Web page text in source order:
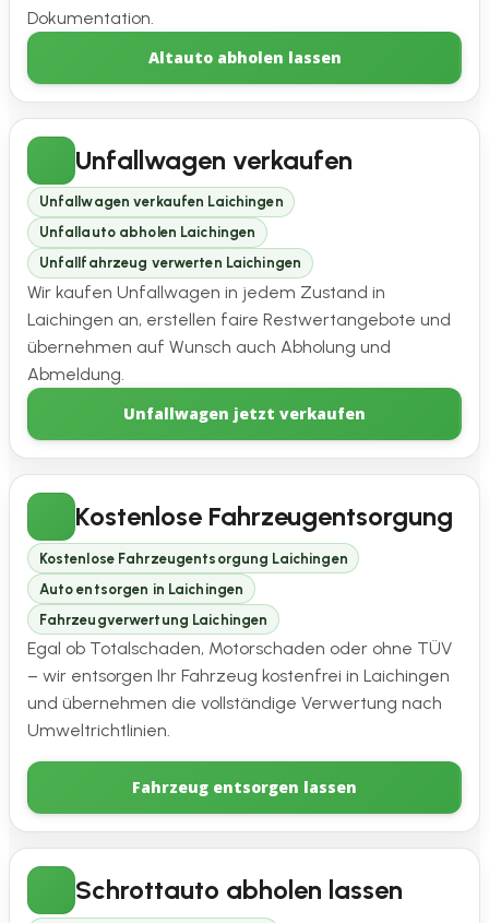
Dokumentation.
Altauto abholen lassen
Unfallwagen verkaufen
Unfallwagen verkaufen Laichingen
Unfallauto abholen Laichingen
Unfallfahrzeug verwerten Laichingen
Wir kaufen Unfallwagen in jedem Zustand in
Laichingen an, erstellen faire Restwertangebote und
übernehmen auf Wunsch auch Abholung und
Abmeldung.
Unfallwagen jetzt verkaufen
Kostenlose Fahrzeugentsorgung
Kostenlose Fahrzeugentsorgung Laichingen
Auto entsorgen in Laichingen
Fahrzeugverwertung Laichingen
Egal ob Totalschaden, Motorschaden oder ohne TÜV
– wir entsorgen Ihr Fahrzeug kostenfrei in Laichingen
und übernehmen die vollständige Verwertung nach
Umweltrichtlinien.
Fahrzeug entsorgen lassen
Schrottauto abholen lassen